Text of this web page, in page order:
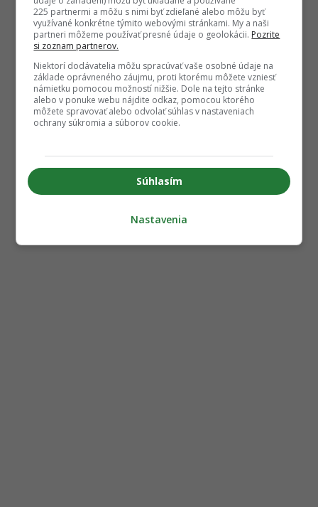
225 partnermi a môžu s nimi byť zdieľané alebo môžu byť
využívané konkrétne týmito webovými stránkami. My a naši
partneri môžeme používať presné údaje o geolokácii. Pozrite
si zoznam partnerov.
Niektorí dodávatelia môžu spracúvať vaše osobné údaje na
základe oprávneného záujmu, proti ktorému môžete vzniesť
námietku pomocou možností nižšie. Dole na tejto stránke
alebo v ponuke webu nájdite odkaz, pomocou ktorého
môžete spravovať alebo odvolať súhlas v nastaveniach
ochrany súkromia a súborov cookie.
Súhlasím
Nastavenia